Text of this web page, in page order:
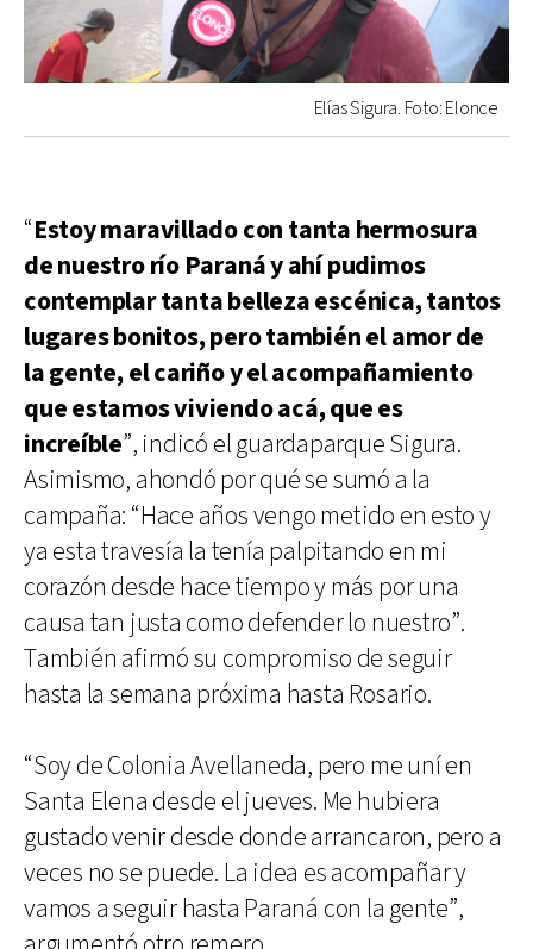
Elías Sigura. Foto: Elonce
“Estoy maravillado con tanta hermosura
de nuestro río Paraná y ahí pudimos
contemplar tanta belleza escénica, tantos
lugares bonitos, pero también el amor de
la gente, el cariño y el acompañamiento
que estamos viviendo acá, que es
increíble”, indicó el guardaparque Sigura.
Asimismo, ahondó por qué se sumó a la
campaña: “Hace años vengo metido en esto y
ya esta travesía la tenía palpitando en mi
corazón desde hace tiempo y más por una
causa tan justa como defender lo nuestro”.
También afirmó su compromiso de seguir
hasta la semana próxima hasta Rosario.
“Soy de Colonia Avellaneda, pero me uní en
Santa Elena desde el jueves. Me hubiera
gustado venir desde donde arrancaron, pero a
veces no se puede. La idea es acompañar y
vamos a seguir hasta Paraná con la gente”,